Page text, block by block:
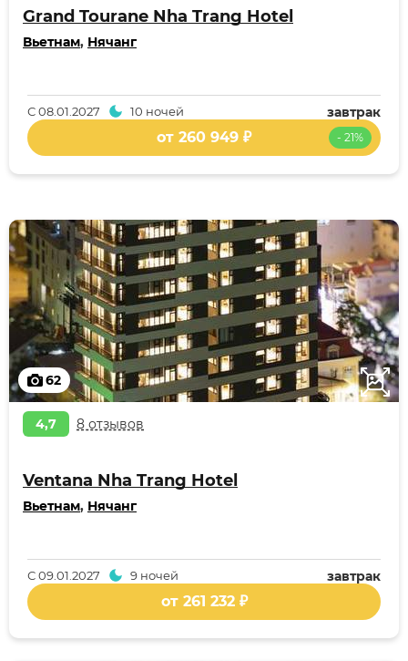
Grand Tourane Nha Trang Hotel
Вьетнам, Нячанг
завтрак
С08.01.2027 10 ночей
- 21%
от 260 949 ₽
62
4,7 8 отзывов
Ventana Nha Trang Hotel
Вьетнам, Нячанг
завтрак
С09.01.2027 9 ночей
от 261 232 ₽